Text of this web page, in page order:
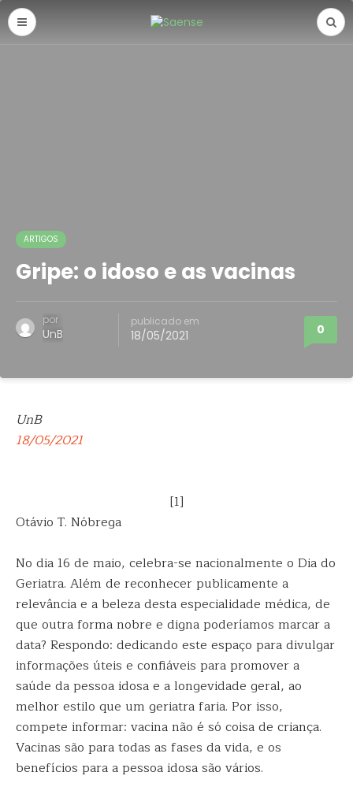
ARTIGOS
Gripe: o idoso e as vacinas
por
UnB
publicado em
18/05/2021 0
UnB
18/05/2021
[1]
Otávio T. Nóbrega
No dia 16 de maio, celebra-se nacionalmente o Dia do
Geriatra. Além de reconhecer publicamente a
relevância e a beleza desta especialidade médica, de
que outra forma nobre e digna poderíamos marcar a
data? Respondo: dedicando este espaço para divulgar
informações úteis e confiáveis para promover a
saúde da pessoa idosa e a longevidade geral, ao
melhor estilo que um geriatra faria. Por isso,
compete informar: vacina não é só coisa de criança.
Vacinas são para todas as fases da vida, e os
benefícios para a pessoa idosa são vários.